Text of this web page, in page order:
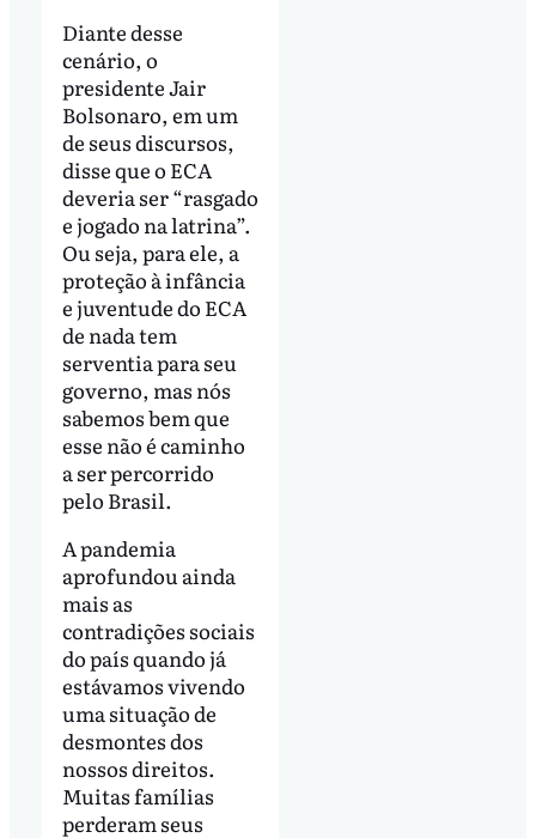
Diante desse
cenário, o
presidente Jair
Bolsonaro, em um
de seus discursos,
disse que o ECA
deveria ser “rasgado
e jogado na latrina”.
Ou seja, para ele, a
proteção à infância
e juventude do ECA
de nada tem
serventia para seu
governo, mas nós
sabemos bem que
esse não é caminho
a ser percorrido
pelo Brasil.
A pandemia
aprofundou ainda
mais as
contradições sociais
do país quando já
estávamos vivendo
uma situação de
desmontes dos
nossos direitos.
Muitas famílias
perderam seus